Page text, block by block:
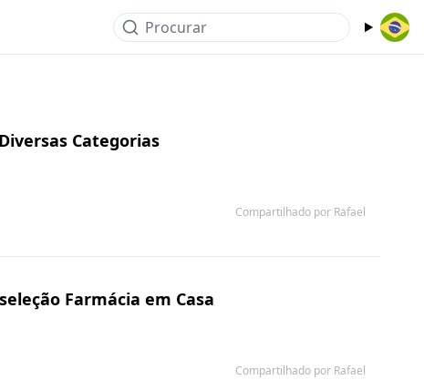
Procurar
Categorias
Compartilhado por Rafael
Farmácia em Casa
Compartilhado por Rafael